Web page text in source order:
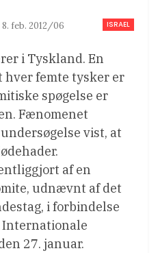
ISRAEL
8. feb. 2012/06
i Tyskland. En
hver femte tysker er
spøgelse er
Fænomenet
vist, at
af en
udnævnt af det
i forbindelse
Internationale
27. januar.